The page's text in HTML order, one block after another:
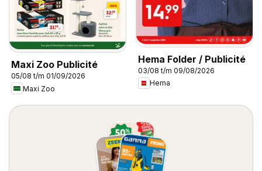
Maxi Zoo Publicité
05/08 t/m 01/09/2026
Maxi Zoo
Hema Folder / Publicité
03/08 t/m 09/08/2026
Hema